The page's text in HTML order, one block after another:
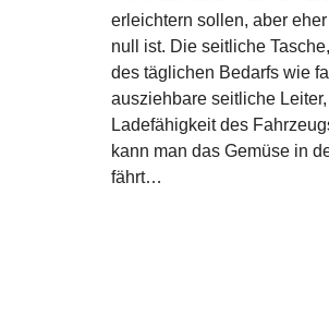
erleichtern sollen, aber
null ist. Die seitliche
des täglichen Bedarfs wie
ausziehbare seitliche
Ladefähigkeit des
kann man das Gemüse in
fährt…